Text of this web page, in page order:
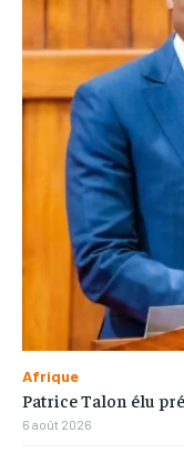
Afrique
Patrice Talon élu
6 août 2026